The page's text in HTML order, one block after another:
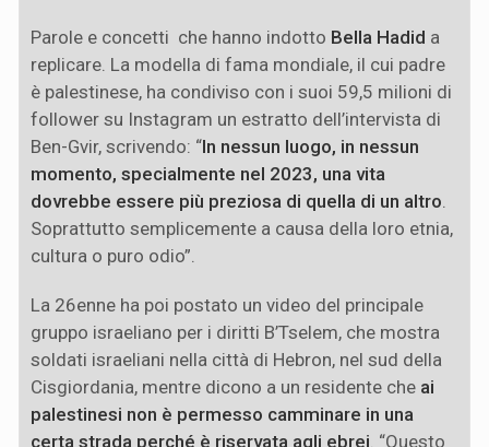
Parole e concetti che hanno indotto Bella Hadid a
replicare. La modella di fama mondiale, il cui padre
è palestinese, ha condiviso con i suoi 59,5 milioni di
follower su Instagram un estratto dell’intervista di
Ben-Gvir, scrivendo: “In nessun luogo, in nessun
momento, specialmente nel 2023, una vita
dovrebbe essere più preziosa di quella di un altro
Soprattutto semplicemente a causa della loro etnia,
cultura o puro odio”.
La 26enne ha poi postato un video del principale
gruppo israeliano per i diritti B’Tselem, che mostra
soldati israeliani nella città di Hebron, nel sud della
Cisgiordania, mentre dicono a un residente che ai
palestinesi non è permesso camminare in una
certa strada perché è riservata agli ebrei . “Questo